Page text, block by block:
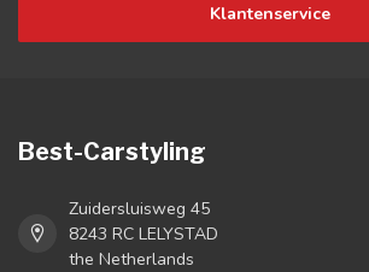
Klantenservice
Best-Carstyling
Zuidersluisweg 45
8243 RC LELYSTAD
the Netherlands